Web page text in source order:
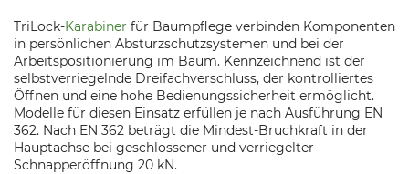
TriLock-Karabiner für Baumpflege verbinden Komponenten
in persönlichen Absturzschutzsystemen und bei der
Arbeitspositionierung im Baum. Kennzeichnend ist der
selbstverriegelnde Dreifachverschluss, der kontrolliertes
Öffnen und eine hohe Bedienungssicherheit ermöglicht.
Modelle für diesen Einsatz erfüllen je nach Ausführung EN
362. Nach EN 362 beträgt die Mindest-Bruchkraft in der
Hauptachse bei geschlossener und verriegelter
Schnapperöffnung 20 kN.